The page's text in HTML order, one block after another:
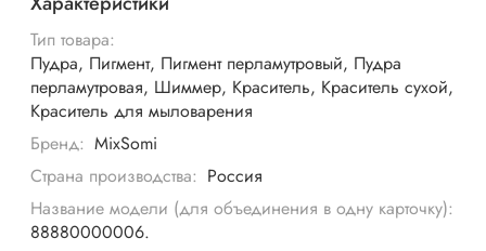
Тип товара:
Пудра, Пигмент, Пигмент перламутровый, Пудра
перламутровая, Шиммер, Краситель, Краситель сухой,
Краситель для мыловарения
Бренд: MixSomi
Страна производства: Россия
Название модели (для объединения в одну карточку):
88880000006.